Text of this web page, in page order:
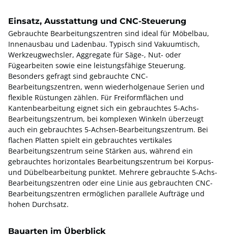
Einsatz, Ausstattung und CNC-Steuerung
Gebrauchte Bearbeitungszentren sind ideal für Möbelbau,
Innenausbau und Ladenbau. Typisch sind Vakuumtisch,
Werkzeugwechsler, Aggregate für Säge-, Nut- oder
Fügearbeiten sowie eine leistungsfähige Steuerung.
Besonders gefragt sind gebrauchte CNC-
Bearbeitungszentren, wenn wiederholgenaue Serien und
flexible Rüstungen zählen. Für Freiformflächen und
Kantenbearbeitung eignet sich ein gebrauchtes 5-Achs-
Bearbeitungszentrum, bei komplexen Winkeln überzeugt
auch ein gebrauchtes 5-Achsen-Bearbeitungszentrum. Bei
flachen Platten spielt ein gebrauchtes vertikales
Bearbeitungszentrum seine Stärken aus, während ein
gebrauchtes horizontales Bearbeitungszentrum bei Korpus-
und Dübelbearbeitung punktet. Mehrere gebrauchte 5-Achs-
Bearbeitungszentren oder eine Linie aus gebrauchten CNC-
Bearbeitungszentren ermöglichen parallele Aufträge und
hohen Durchsatz.
Bauarten im Überblick